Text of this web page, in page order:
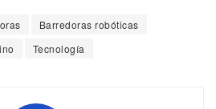
Barredoras robóticas
Tecnología